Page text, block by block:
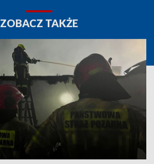
ZOBACZ TAKŻE